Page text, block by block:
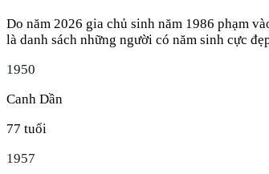
Do năm 2026 gia chủ sinh năm 1986 phạm
là danh sách những người có năm sinh cực
1950
Canh Dần
77 tuổi
1957